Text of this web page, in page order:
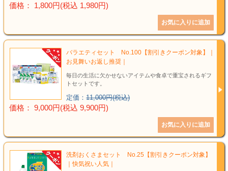
価格： 1,800円(税込 1,980円)
バラエティセット No.100【割引きクーポン対象】｜
お見舞いお返し推奨｜
毎日の生活に欠かせないアイテムや食卓で重宝されるギフ
トセットです。
定価： 11,000円(税込)
価格： 9,000円(税込 9,900円)
洗剤おくさまセット No.25【割引きクーポン対象】
｜快気祝い人気｜